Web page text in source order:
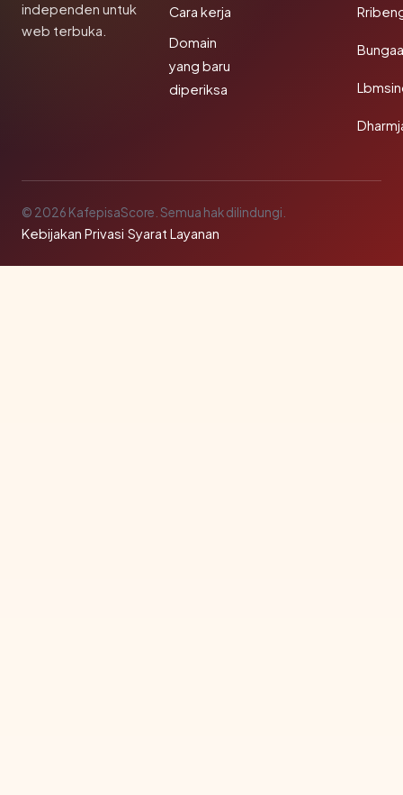
independen untuk
web terbuka.
Cara kerja
Domain
yang baru
diperiksa
© 2026 KafepisaScore. Semua hak dilindungi.
Kebijakan Privasi·Syarat Layanan